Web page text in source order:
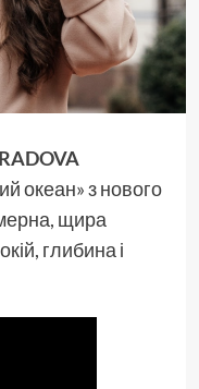
океан» з нового
щира
глибина і